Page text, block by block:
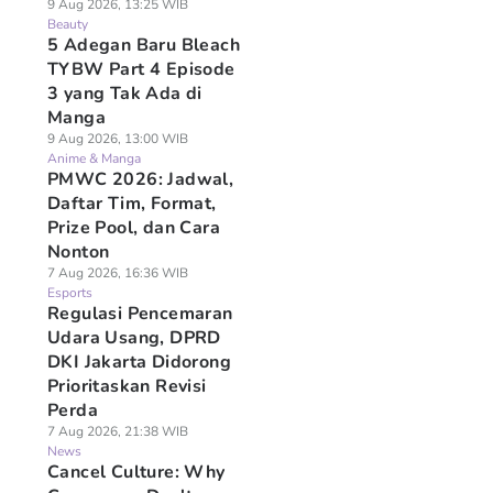
9 Aug 2026, 13:25 WIB
Beauty
5 Adegan Baru Bleach
TYBW Part 4 Episode
3 yang Tak Ada di
Manga
9 Aug 2026, 13:00 WIB
Anime & Manga
PMWC 2026: Jadwal,
Daftar Tim, Format,
Prize Pool, dan Cara
Nonton
7 Aug 2026, 16:36 WIB
Esports
Regulasi Pencemaran
Udara Usang, DPRD
DKI Jakarta Didorong
Prioritaskan Revisi
Perda
7 Aug 2026, 21:38 WIB
News
Cancel Culture: Why